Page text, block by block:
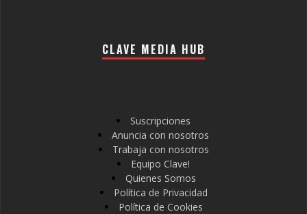
CLAVE MEDIA HUB
Suscripciones
Anuncia con nosotros
Trabaja con nosotros
Equipo Clave!
Quienes Somos
Política de Privacidad
Política de Cookies